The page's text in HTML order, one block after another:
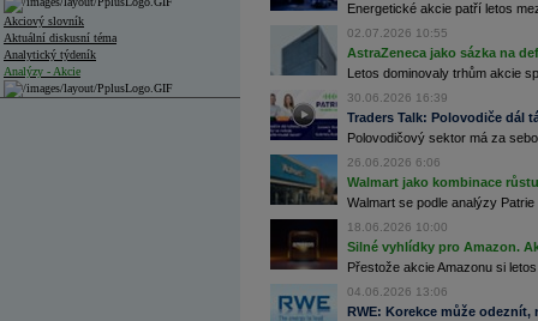
Akciový slovník
Aktuální diskusní téma
Analytický týdeník
Analýzy - Akcie
Energetické akcie patří letos
02.07.2026 10:55
AstraZeneca jako sázka na
Letos dominovaly trhům akcie
30.06.2026 16:39
Traders Talk: Polovodiče dál
Polovodičový sektor má za
26.06.2026 6:06
Walmart jako kombinace
Walmart se podle analýzy
18.06.2026 10:00
Silné vyhlídky pro Amazon.
Přestože akcie Amazonu si
04.06.2026 13:06
RWE: Korekce může